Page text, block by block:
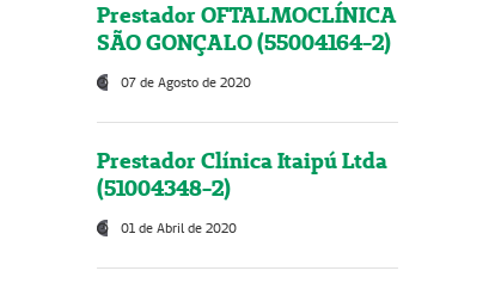
Prestador OFTALMOCLÍNICA
SÃO GONÇALO (55004164-2)
07 de Agosto de 2020
Prestador Clínica Itaipú Ltda
(51004348-2)
01 de Abril de 2020